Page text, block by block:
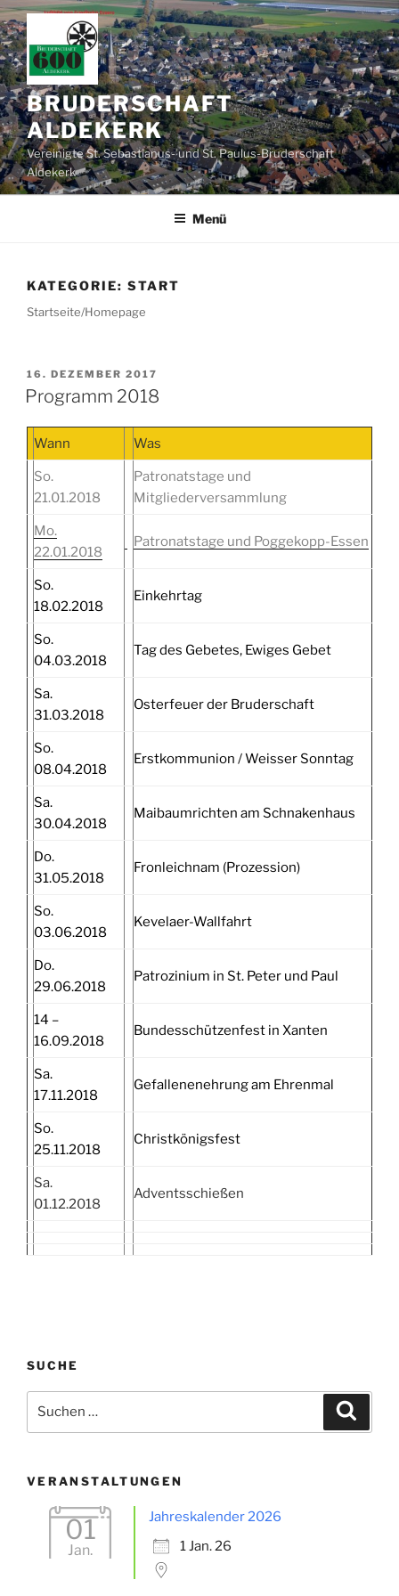
Zum
Inhalt
springen
BRUDERSCHAFT
ALDEKERK
Vereinigte St. Sebastianus- und St. Paulus-Bruderschaft
Aldekerk
Menü
KATEGORIE: START
Startseite/Homepage
VERÖFFENTLICHT
AM
16. DEZEMBER 2017
Programm 2018
Wann Was
So.
21.01.2018
Patronatstage und
Mitgliederversammlung
Mo.
22.01.2018
Patronatstage und Poggekopp-Essen
So.
18.02.2018
Einkehrtag
So.
04.03.2018
Tag des Gebetes, Ewiges Gebet
Sa.
31.03.2018
Osterfeuer der Bruderschaft
So.
08.04.2018
Erstkommunion / Weisser Sonntag
Sa.
30.04.2018
Maibaumrichten am Schnakenhaus
Do.
31.05.2018
Fronleichnam (Prozession)
So.
03.06.2018
Kevelaer-Wallfahrt
Do.
29.06.2018
Patrozinium in St. Peter und Paul
14 –
16.09.2018
Bundesschützenfest in Xanten
Sa.
17.11.2018
Gefallenenehrung am Ehrenmal
So.
25.11.2018
Christkönigsfest
Sa.
01.12.2018
Adventsschießen
SUCHE
nach:
VERANSTALTUNGEN
01
Jan.
Jahreskalender 2026
1 Jan. 26